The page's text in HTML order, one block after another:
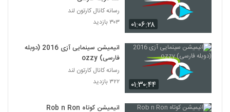
100
گربه سگ قسمت ۲
۲۷۵ بازدید
گربه سگ قسمت ۳
۲۵۳ بازدید
۰۱:۰۶:۲۸
رسانه کانال کارتون لند
۳۰۳ بازدید
۰۱:۳۰:۴۴
انیمیشن سینمایی آزی 2016 (دوبله
فارسی) ozzy
رسانه کانال کارتون لند
۳۲۲ بازدید
انیمیشن کوتاه Rob n Ron